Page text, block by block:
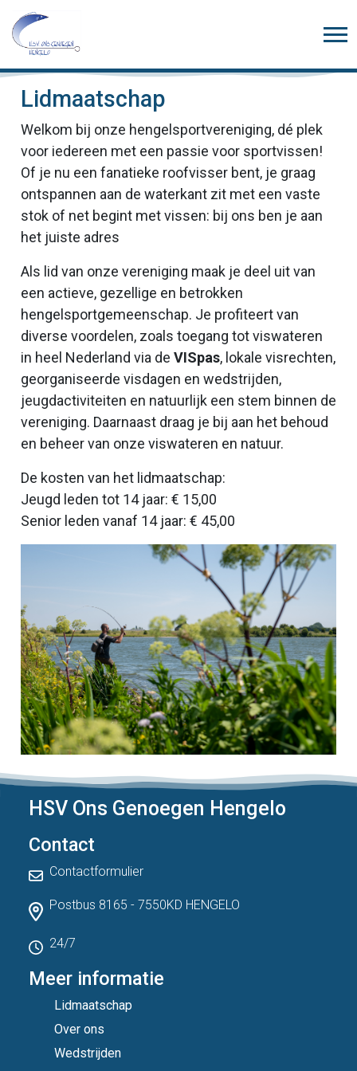
Lidmaatschap
Welkom bij onze hengelsportvereniging, dé plek
voor iedereen met een passie voor sportvissen!
Of je nu een fanatieke roofvisser bent, je graag
ontspannen aan de waterkant zit met een vaste
stok of net begint met vissen: bij ons ben je aan
het juiste adres
Als lid van onze vereniging maak je deel uit van
een actieve, gezellige en betrokken
hengelsportgemeenschap. Je profiteert van
diverse voordelen, zoals toegang tot viswateren
in heel Nederland via de VISpas, lokale visrechten,
georganiseerde visdagen en wedstrijden,
jeugdactiviteiten en natuurlijk een stem binnen de
vereniging. Daarnaast draag je bij aan het behoud
en beheer van onze viswateren en natuur.
De kosten van het lidmaatschap:
Jeugd leden tot 14 jaar: € 15,00
Senior leden vanaf 14 jaar: € 45,00
HSV Ons Genoegen Hengelo
Contact
Contactformulier
Postbus 8165 - 7550KD HENGELO
24/7
Meer informatie
Lidmaatschap
Over ons
Wedstrijden